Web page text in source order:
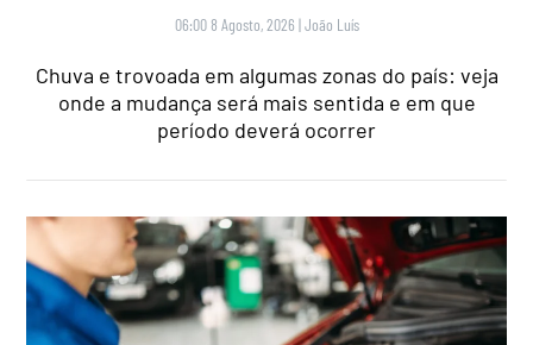
06:00 8 Agosto, 2026 |João Luís
Chuva e trovoada em algumas zonas do país: veja
onde a mudança será mais sentida e em que
período deverá ocorrer